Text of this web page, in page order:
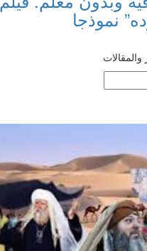
نموذجا